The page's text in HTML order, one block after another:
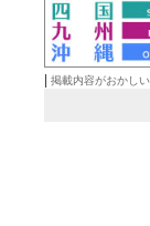
掲載内容がおかし